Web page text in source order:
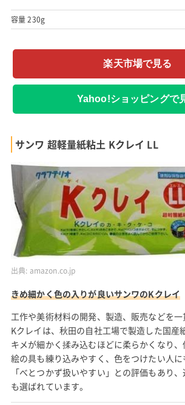
容量 230g
楽天市場で見る
Yahoo!ショッピングで
サンワ 超軽量紙粘土 Kクレイ LL
出典: amazon.co.jp
きめ細かく色の入りが良いサンワのKクレイ
工作や美術材料の開発、製造、販売などを
Kクレイは、秋田の自社工場で製造した国産
キメが細かく揉み込むほどに柔らかくなり、
絵の具も練り込みやすく、色をつけたい人に
「べとつかず扱いやすい」との評価もあり
も選ばれています。